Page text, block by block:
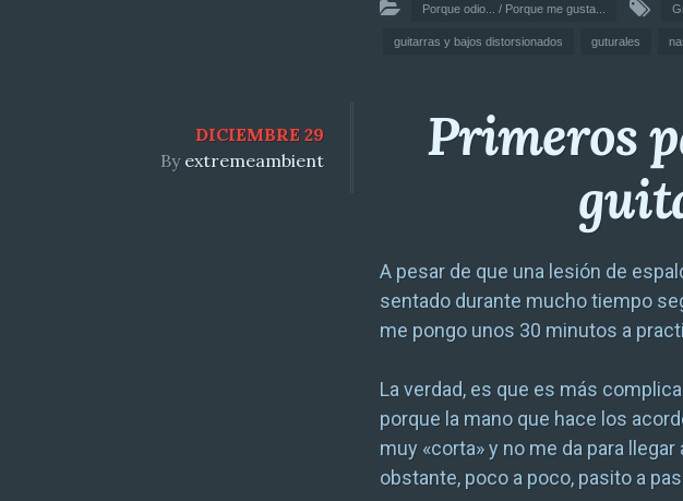
Porque odio... / Porque me gusta...
guitarras y bajos distorsionados guturales
DICIEMBRE 29
By extremeambient
Primeros
A pesar de que una lesión de
sentado durante mucho tiempo
me pongo unos 30 minutos a
La verdad, es que es más
porque la mano que hace los
muy «corta» y no me da para
obstante, poco a poco, pasito a